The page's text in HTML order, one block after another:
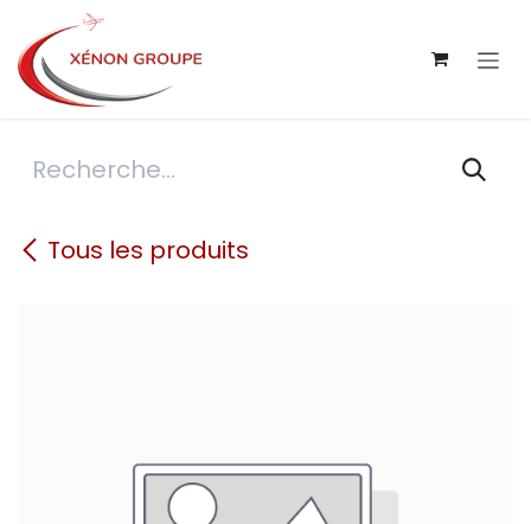
Se rendre au contenu
Tous les produits